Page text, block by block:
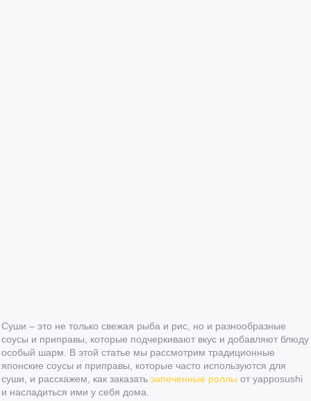
Суши – это не только свежая рыба и рис, но и разнообразные
соусы и приправы, которые подчеркивают вкус и добавляют блюду
особый шарм. В этой статье мы рассмотрим традиционные
японские соусы и приправы, которые часто используются для
суши, и расскажем, как заказать запеченные роллы от yapposushi
и насладиться ими у себя дома.